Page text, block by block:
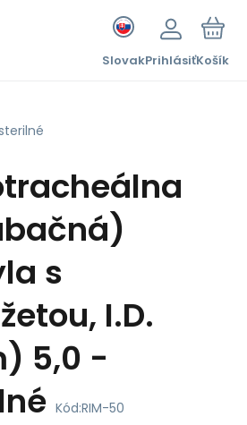
SlovakPrihlásiťKošík
s
I.D.
5,0 -
Kód:RIM-50